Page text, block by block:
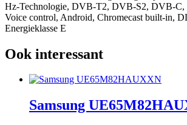
Hz-Technologie, DVB-T2, DVB-S2, DVB-C,
Voice control, Android, Chromecast built-in,
Energieklasse E
Ook interessant
Samsung